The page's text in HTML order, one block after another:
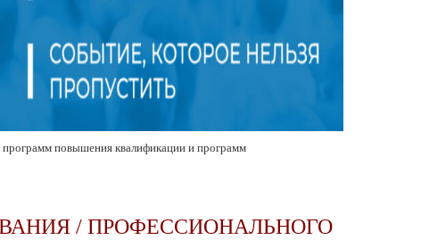
программ повышения квалификации и программ
/ ПРОФЕССИОНАЛЬНОГО